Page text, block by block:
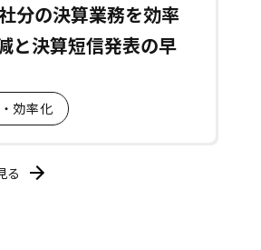
分の決算業務を効率
と決算短信発表の早
効率化
る